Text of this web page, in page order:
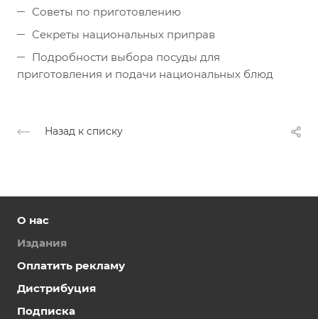
Советы по приготовлению
Секреты национальных приправ
Подробности выбора посуды для
приготовления и подачи национальных блюд
Назад к списку
О нас
Издания
Оплатить рекламу
Дистрибуция
Подписка